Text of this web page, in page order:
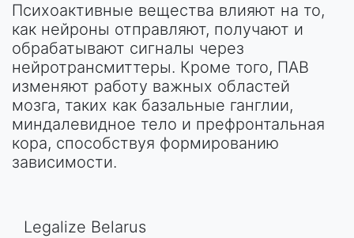
Психоактивные вещества влияют на то,
как нейроны отправляют, получают и
обрабатывают сигналы через
нейротрансмиттеры. Кроме того, ПАВ
изменяют работу важных областей
мозга, таких как базальные ганглии,
миндалевидное тело и префронтальная
кора, способствуя формированию
зависимости.
Legalize Belarus